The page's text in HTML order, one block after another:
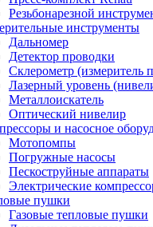
Резьбонарезной
инструменты
Дальномер
Детектор проводки
Склерометр (измеритель
Лазерный уровень
Металлоискатель
Оптический нивелир
и насосное
Мотопомпы
Погружные насосы
Пескоструйные аппараты
Электрические
пушки
Газовые тепловые пушки